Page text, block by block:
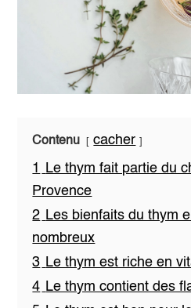
Contenu
cacher
1
Le thym fait partie du
Provence
2 Les bienfaits du thym
nombreux
3 Le thym est riche en
4 Le thym contient des